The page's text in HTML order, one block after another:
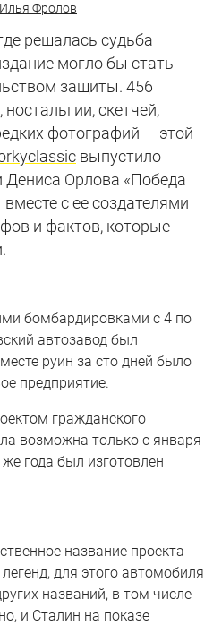
Илья Фролов
решалась судьба
могло бы стать
защиты. 456
скетчей,
фотографий — этой
выпустило
Дениса Орлова «Победа
с ее создателями
и фактов, которые
бомбардировками с 4 по
автозавод был
руин за сто дней было
предприятие.
гражданского
возможна только с января
года был изготовлен
название проекта
для этого автомобиля
названий, в том числе
и Сталин на показе